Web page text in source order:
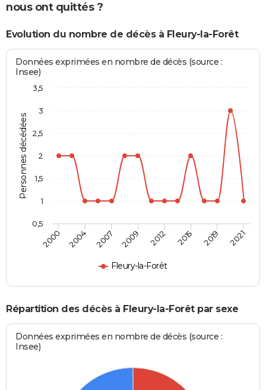
nous ont quittés ?
Evolution du nombre de décès à Fleury-la-Forêt
Personnes décédées
Données exprimées en nombre de décès (source :
Insee)
Fleury-la-Forêt
2000 2004 2007 2009 2012 2015 2019 2021
0,5
1
1,5
2
2,5
3
3,5
Répartition des décès à Fleury-la-Forêt par sexe
Données exprimées en nombre de décès (source :
Insee)